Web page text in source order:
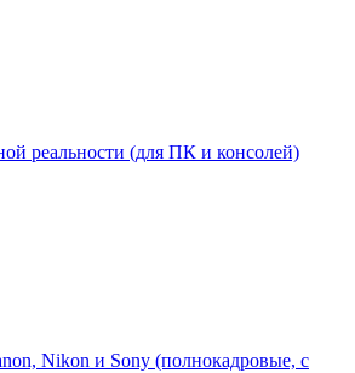
реальности (для ПК и консолей)
Nikon и Sony (полнокадровые, с